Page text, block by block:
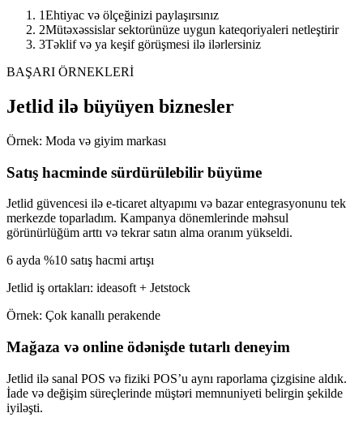
1Ehtiyac və ölçeğinizi paylaşırsınız
2Mütəxəssislar sektorünüze uygun kateqoriyaleri netleştirir
3Təklif və ya keşif görüşmesi ilə ilərlersiniz
BAŞARI ÖRNEKLERİ
Jetlid ilə büyüyen biznesler
Örnek: Moda və giyim markası
Satış hacminde sürdürülebilir büyüme
Jetlid güvencesi ilə e-ticaret altyapımı və bazar entegrasyonunu tek
merkezde toparladım. Kampanya dönemlerinde məhsul
görünürlüğüm arttı və tekrar satın alma oranım yükseldi.
6 ayda %10 satış hacmi artışı
Jetlid iş ortakları: ideasoft + Jetstock
Örnek: Çok kanallı perakende
Mağaza və online ödənişde tutarlı deneyim
Jetlid ilə sanal POS və fiziki POS’u aynı raporlama çizgisine aldık.
İade və değişim süreçlerinde müştəri memnuniyeti belirgin şekilde
iyiləşti.